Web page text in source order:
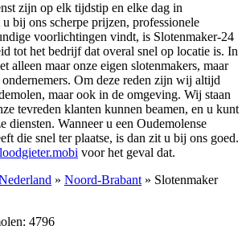
zijn op elk tijdstip en elke dag in
bij ons scherpe prijzen, professionele
voorlichtingen vindt, is Slotenmaker-24
tot het bedrijf dat overal snel op locatie is. In
alleen maar onze eigen slotenmakers, maar
Om deze reden zijn wij altijd
maar ook in de omgeving. Wij staan
tevreden klanten kunnen beamen, en u kunt
diensten. Wanneer u een Oudemolense
die snel ter plaatse, is dan zit u bij ons goed.
loodgieter.mobi voor het geval dat.
» Noord-Brabant » Slotenmaker
4796